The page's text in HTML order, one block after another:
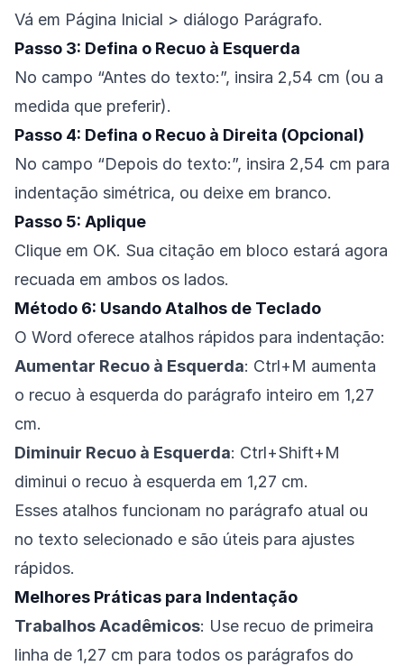
Vá em Página Inicial > diálogo Parágrafo.
Passo 3: Defina o Recuo à Esquerda
No campo “Antes do texto:”, insira 2,54 cm (ou a
medida que preferir).
Passo 4: Defina o Recuo à Direita (Opcional)
No campo “Depois do texto:”, insira 2,54 cm para
indentação simétrica, ou deixe em branco.
Passo 5: Aplique
Clique em OK. Sua citação em bloco estará agora
recuada em ambos os lados.
Método 6: Usando Atalhos de Teclado
O Word oferece atalhos rápidos para indentação:
Aumentar Recuo à Esquerda: Ctrl+M aumenta
o recuo à esquerda do parágrafo inteiro em 1,27
cm.
Diminuir Recuo à Esquerda: Ctrl+Shift+M
diminui o recuo à esquerda em 1,27 cm.
Esses atalhos funcionam no parágrafo atual ou
no texto selecionado e são úteis para ajustes
rápidos.
Melhores Práticas para Indentação
Trabalhos Acadêmicos: Use recuo de primeira
linha de 1,27 cm para todos os parágrafos do